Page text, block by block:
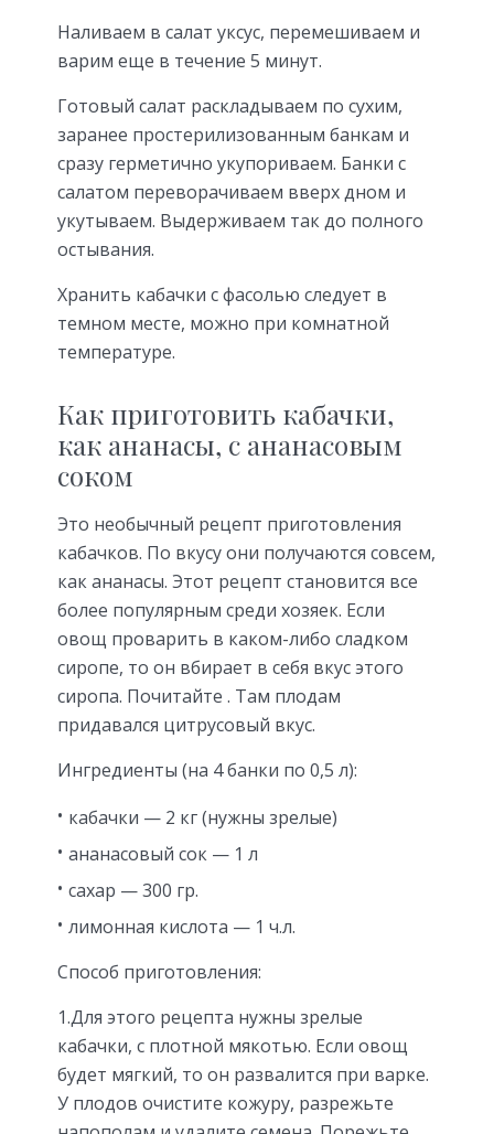
Наливаем в салат уксус, перемешиваем и
варим еще в течение 5 минут.
Готовый салат раскладываем по сухим,
заранее простерилизованным банкам и
сразу герметично укупориваем. Банки с
салатом переворачиваем вверх дном и
укутываем. Выдерживаем так до полного
остывания.
Хранить кабачки с фасолью следует в
темном месте, можно при комнатной
температуре.
Как приготовить кабачки,
как ананасы, с ананасовым
соком
Это необычный рецепт приготовления
кабачков. По вкусу они получаются совсем,
как ананасы. Этот рецепт становится все
более популярным среди хозяек. Если
овощ проварить в каком-либо сладком
сиропе, то он вбирает в себя вкус этого
сиропа. Почитайте . Там плодам
придавался цитрусовый вкус.
Ингредиенты (на 4 банки по 0,5 л):
кабачки — 2 кг (нужны зрелые)
ананасовый сок — 1 л
сахар — 300 гр.
лимонная кислота — 1 ч.л.
Способ приготовления:
1.Для этого рецепта нужны зрелые
кабачки, с плотной мякотью. Если овощ
будет мягкий, то он развалится при варке.
У плодов очистите кожуру, разрежьте